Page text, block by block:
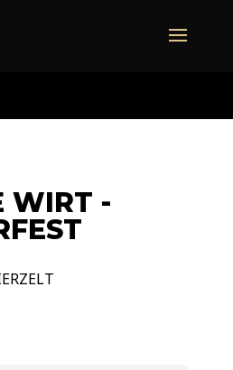
WIRT -